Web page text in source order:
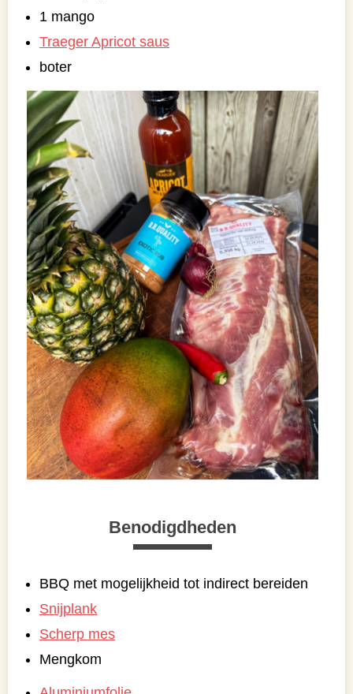
1 mango
Traeger Apricot saus
boter
Benodigdheden
BBQ met mogelijkheid tot indirect bereiden
Snijplank
Scherp mes
Mengkom